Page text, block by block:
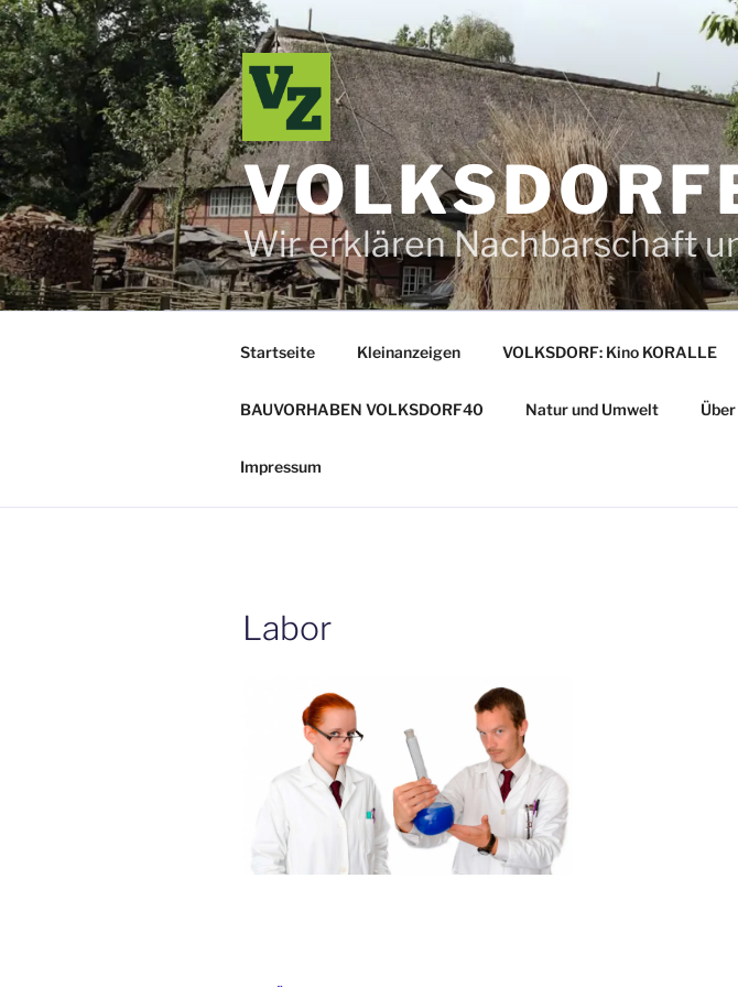
Zum
Inhalt
springen
Wir erklären Nachbarschaft
Startseite Kleinanzeigen VOLKSDORF: Kino KORALLE
BAUVORHABEN VOLKSDORF40 Natur und Umwelt
Impressum
Labor